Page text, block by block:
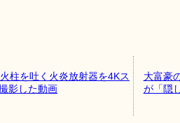
柱を吐く火炎放射器を4Kス
影した動画
大富豪
が「隠